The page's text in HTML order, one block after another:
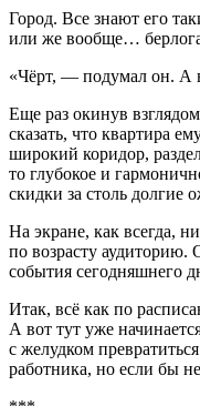
Город. Все знают его
или же вообще…
«Чёрт, — подумал он. А
Еще раз окинув
сказать, что квартира
широкий коридор,
то глубокое и
скидки за столь
На экране, как всегда,
по возрасту аудиторию.
события сегодняшнего
Итак, всё как по
А вот тут уже
с желудком
работника, но если бы